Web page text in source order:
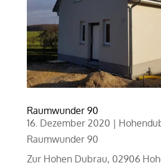
Raumwunder 90
16. Dezember 2020 |
Raumwunder 90
Zur Hohen Dubrau, 02906